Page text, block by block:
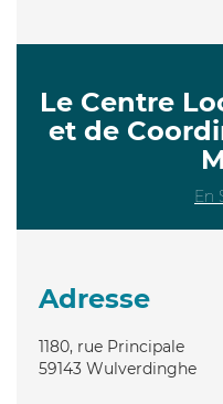
Le Centre
et de
En
Adresse
1180, rue Principale
59143 Wulverdinghe